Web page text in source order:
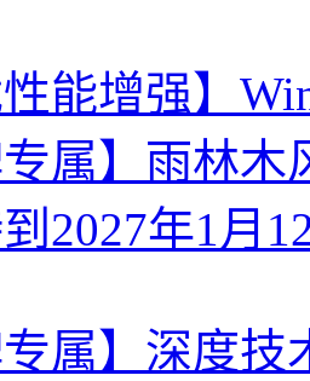
性能增强】
专属】雨林木
2027年1月
专属】深度技